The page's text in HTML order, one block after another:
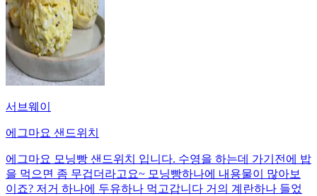
서브웨이
에그마요 샌드위치
에그마요 모닝빵 샌드위치 입니다. 수영을 하는데 가기전에 밥
을 먹으면 좀 무겁더라고요~ 모닝빵하나에 내용물이 많아보
이죠? 저거 하나에 두유하나 먹고갑니다 거의 계란하나 들었